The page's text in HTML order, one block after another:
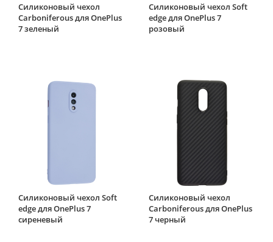
Силиконовый чехол
Carboniferous для OnePlus
7 зеленый
Силиконовый чехол Soft
edge для OnePlus 7
розовый
Силиконовый чехол Soft
edge для OnePlus 7
сиреневый
Силиконовый чехол
Carboniferous для OnePlus
7 черный